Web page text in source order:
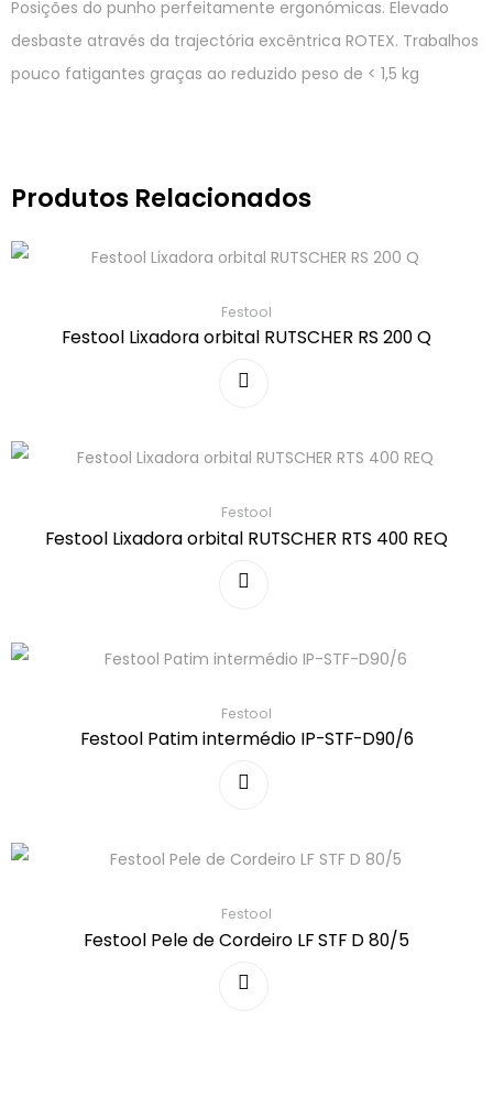
Posições do punho perfeitamente ergonómicas. Elevado
desbaste através da trajectória excêntrica ROTEX. Trabalhos
pouco fatigantes graças ao reduzido peso de < 1,5 kg
Produtos Relacionados
Festool
Festool Lixadora orbital RUTSCHER RS 200 Q
Festool
Festool Lixadora orbital RUTSCHER RTS 400 REQ
Festool
Festool Patim intermédio IP-STF-D90/6
Festool
Festool Pele de Cordeiro LF STF D 80/5